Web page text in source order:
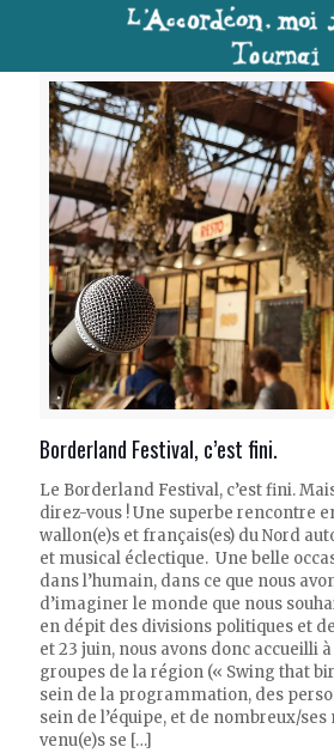
Borderland Festival, c’est fini.
Le Borderland Festival, c’est fini.
direz-vous ! Une superbe rencontre
wallon(e)s et français(es) du Nord
et musical éclectique. Une belle
dans l’humain, dans ce que nous
d’imaginer le monde que nous
en dépit des divisions politiques et
et 23 juin, nous avons donc accueilli
groupes de la région (« Swing that
sein de la programmation, des
sein de l’équipe, et de nombreux/
venu(e)s se […]